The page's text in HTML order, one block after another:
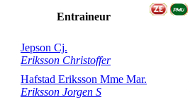
Entraineur
Jepson Cj.
Eriksson Christoffer
Hafstad Eriksson Mme Mar.
Eriksson Jorgen S